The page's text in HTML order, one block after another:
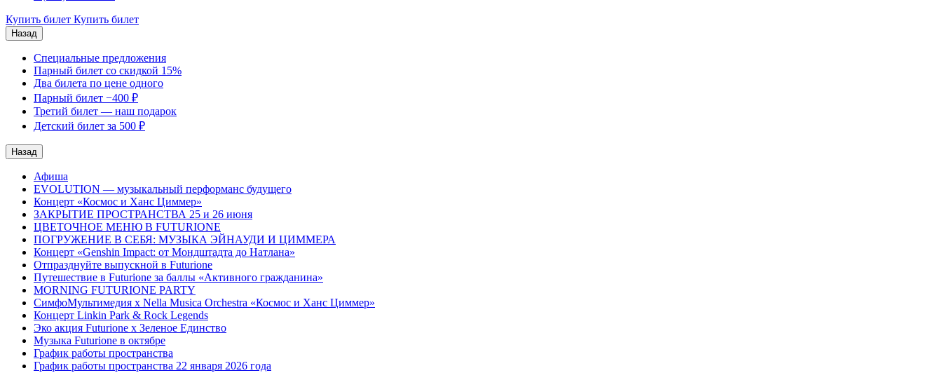
Купить билет Купить билет
Назад
Специальные предложения
Парный билет со скидкой 15%
Два билета по цене одного
Парный билет −400 ₽
Третий билет — наш подарок
Детский билет за 500 ₽
Назад
Афишa
EVOLUTION — музыкальный перформанс будущего
Концерт «Космос и Ханс Циммер»
ЗАКРЫТИЕ ПРОСТРАНСТВА 25 и 26 июня
ЦВЕТОЧНОЕ МЕНЮ В FUTURIONE
ПОГРУЖЕНИЕ В СЕБЯ: МУЗЫКА ЭЙНАУДИ И ЦИММЕРА
Концерт «Genshin Impact: от Мондштадта до Натлана»
Отпразднуйте выпускной в Futurione
Путешествие в Futurione за баллы «Активного гражданина»
MORNING FUTURIONE PARTY
СимфоМультимедия x Nella Musica Orchestra «Космос и Ханс Циммер»
Концерт Linkin Park & Rock Legends
Эко акция Futurione х Зеленое Единство
Музыка Futurione в октябре
График работы пространства
График работы пространства 22 января 2026 года